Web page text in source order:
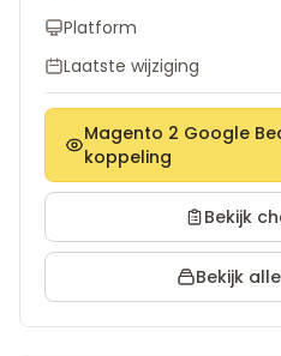
Platform
Laatste wijziging
Magento 2 Google
koppeling
Bekijk
Bekijk